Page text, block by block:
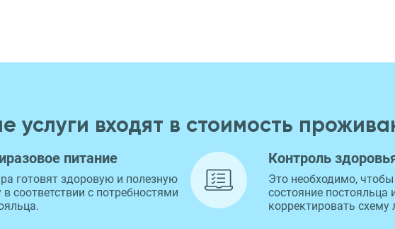
услуги входят в стоимость
питание
готовят здоровую и полезную
соответствии с потребностями
Контроль
Это необходимо,
состояние постояльца
корректировать схему